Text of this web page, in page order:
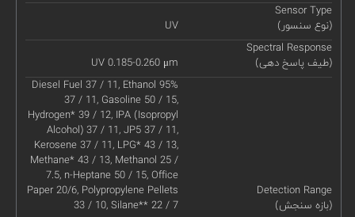
Sensor Type
(نوع سنسور)
UV
Spectral Response
(طیف پاسخ دهی)
UV 0.185-0.260 μm
Detection Range
(بازه سنجش)
Diesel Fuel 37 / 11, Ethanol 95%
37 / 11, Gasoline 50 / 15,
Hydrogen* 39 / 12, IPA (Isopropyl
Alcohol) 37 / 11, JP5 37 / 11,
Kerosene 37 / 11, LPG* 43 / 13,
Methane* 43 / 13, Methanol 25 /
7.5, n-Heptane 50 / 15, Office
Paper 20/6, Polypropylene Pellets
33 / 10, Silane** 22 / 7